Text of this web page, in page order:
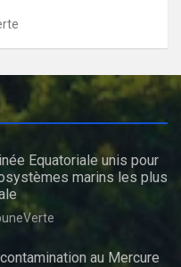
Equatoriale unis pour
marins les plus
au Mercure